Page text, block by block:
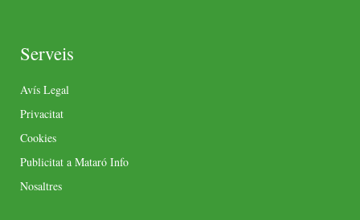
Serveis
Avís Legal
Privacitat
Cookies
Publicitat a Mataró Info
Nosaltres